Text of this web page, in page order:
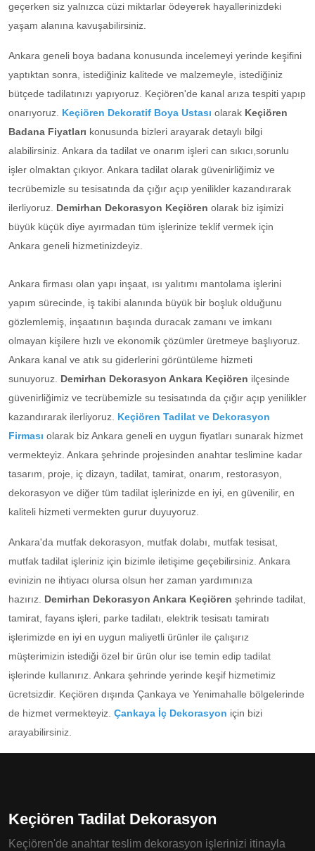
geçerken siz yalnızca cüzi miktarlar ödeyerek hayallerinizdeki
yaşam alanına kavuşabilirsiniz.
Ankara geneli boya badana konusunda incelemeyi yerinde keşifini
yaptıktan sonra, istediğiniz kalitede ve malzemeyle, istediğiniz
bütçede tadilatınızı yapıyoruz. Keçiören'de kanal arıza tespiti yapıp
onarıyoruz. Keçiören Dekoratif Boya Ustası olarak Keçiören
Badana Fiyatları konusunda bizleri arayarak detaylı bilgi
alabilirsiniz. Ankara da tadilat ve onarım işleri can sıkıcı,sorunlu
işler olmaktan çıkıyor. Ankara tadilat olarak güvenirliğimiz ve
tecrübemizle su tesisatında da çığır açıp yenilikler kazandırarak
ilerliyoruz. Demirhan Dekorasyon Keçiören olarak biz işimizi
büyük küçük diye ayırmadan tüm işlerinize teklif vermek için
Ankara geneli hizmetinizdeyiz.
Ankara firması olan yapı inşaat, ısı yalıtımı mantolama işlerini
yapım sürecinde, iş takibi alanında büyük bir boşluk olduğunu
gözlemlemiş, inşaatının başında duracak zamanı ve imkanı
olmayan kişilere hızlı ve ekonomik çözümler üretmeye başlıyoruz.
Ankara kanal ve atık su giderlerini görüntüleme hizmeti
sunuyoruz. Demirhan Dekorasyon Ankara Keçiören ilçesinde
güvenirliğimiz ve tecrübemizle su tesisatında da çığır açıp yenilikler
kazandırarak ilerliyoruz. Keçiören Tadilat ve Dekorasyon
Firması olarak biz Ankara geneli en uygun fiyatları sunarak hizmet
vermekteyiz. Ankara şehrinde projesinden anahtar teslimine kadar
tasarım, proje, iç dizayn, tadilat, tamirat, onarım, restorasyon,
dekorasyon ve diğer tüm tadilat işlerinizde en iyi, en güvenilir, en
kaliteli hizmeti vermekten gurur duyuyoruz.
Ankara'da mutfak dekorasyon, mutfak dolabı, mutfak tesisat,
mutfak tadilat işleriniz için bizimle iletişime geçebilirsiniz. Ankara
evinizin ne ihtiyacı olursa olsun her zaman yardımınıza
hazırız. Demirhan Dekorasyon Ankara Keçiören şehrinde tadilat,
tamirat, fayans işleri, parke tadilatı, elektrik tesisatı tamiratı
işlerimizde en iyi en uygun maliyetli ürünler ile çalışırız
müşterimizin istediği özel bir ürün olur ise temin edip tadilat
işlerinde kullanırız. Ankara şehrinde yerinde keşif hizmetimiz
ücretsizdir. Keçiören dışında Çankaya ve Yenimahalle bölgelerinde
de hizmet vermekteyiz. Çankaya İç Dekorasyon için bizi
arayabilirsiniz.
Keçiören Tadilat Dekorasyon
Keçiören'de anahtar teslim dekorasyon işlerinizi itinayla